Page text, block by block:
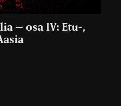
– osa IV: Etu-,